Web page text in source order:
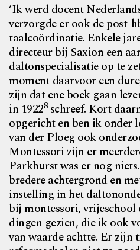
‘Ik werd docent
verzorgde er ook de post-
taalcoördinatie. Enkele
directeur bij Saxion een
daltonspecialisatie op te
moment daarvoor een
zijn dat ene boek gaan
in 19228schreef. Kort
opgericht en ben ik onder
van der Ploeg ook
Montessori zijn er
Parkhurst was er nog
bredere achtergrond en
instelling in het
bij montessori, vrijeschool
dingen gezien, die ik ook
van waarde achtte. Er zijn